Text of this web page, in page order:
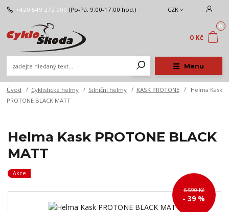
Menu
CZK
+420 549 272 000 (Po-Pá, 9:00-17:00 hod.)
0
0 Kč
Úvod Cyklistické helmy Silniční helmy KASK PROTONE
Helma Kask
PROTONE BLACK MATT
Helma Kask PROTONE BLACK
MATT
Akce
6 590 Kč
- 39 %